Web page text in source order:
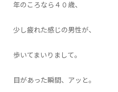
年のころなら４０歳、
少し疲れた感じの男性が、
歩いてまいりまして。
目があった瞬間、アッと。